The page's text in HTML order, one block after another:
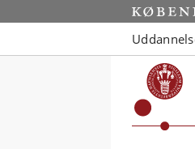
Start